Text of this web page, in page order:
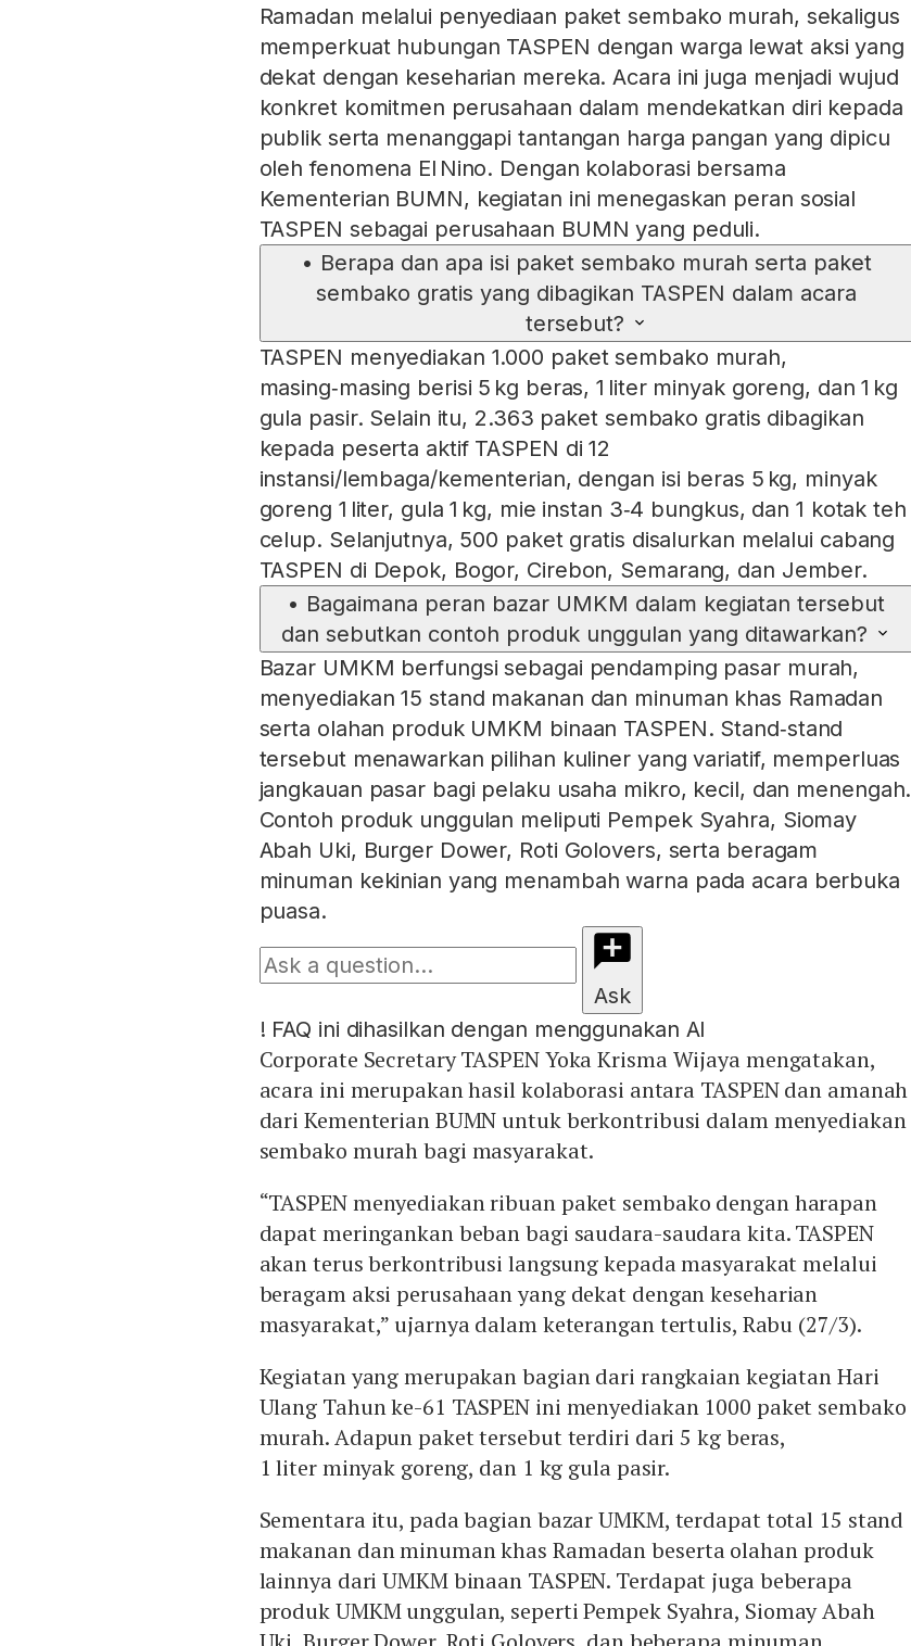
Ramadan melalui penyediaan paket sembako murah, sekaligus
memperkuat hubungan TASPEN dengan warga lewat aksi yang
dekat dengan keseharian mereka. Acara ini juga menjadi wujud
konkret komitmen perusahaan dalam mendekatkan diri kepada
publik serta menanggapi tantangan harga pangan yang dipicu
oleh fenomena El Nino. Dengan kolaborasi bersama
Kementerian BUMN, kegiatan ini menegaskan peran sosial
TASPEN sebagai perusahaan BUMN yang peduli.
• Berapa dan apa isi paket sembako murah serta paket
sembako gratis yang dibagikan TASPEN dalam acara
tersebut?
TASPEN menyediakan 1.000 paket sembako murah,
masing‑masing berisi 5 kg beras, 1 liter minyak goreng, dan 1 kg
gula pasir. Selain itu, 2.363 paket sembako gratis dibagikan
kepada peserta aktif TASPEN di 12
instansi/lembaga/kementerian, dengan isi beras 5 kg, minyak
goreng 1 liter, gula 1 kg, mie instan 3‑4 bungkus, dan 1 kotak teh
celup. Selanjutnya, 500 paket gratis disalurkan melalui cabang
TASPEN di Depok, Bogor, Cirebon, Semarang, dan Jember.
• Bagaimana peran bazar UMKM dalam kegiatan tersebut
dan sebutkan contoh produk unggulan yang ditawarkan?
Bazar UMKM berfungsi sebagai pendamping pasar murah,
menyediakan 15 stand makanan dan minuman khas Ramadan
serta olahan produk UMKM binaan TASPEN. Stand‑stand
tersebut menawarkan pilihan kuliner yang variatif, memperluas
jangkauan pasar bagi pelaku usaha mikro, kecil, dan menengah.
Contoh produk unggulan meliputi Pempek Syahra, Siomay
Abah Uki, Burger Dower, Roti Golovers, serta beragam
minuman kekinian yang menambah warna pada acara berbuka
puasa.
Ask
! FAQ ini dihasilkan dengan menggunakan AI
Corporate Secretary TASPEN Yoka Krisma Wijaya mengatakan,
acara ini merupakan hasil kolaborasi antara TASPEN dan amanah
dari Kementerian BUMN untuk berkontribusi dalam menyediakan
sembako murah bagi masyarakat.
“TASPEN menyediakan ribuan paket sembako dengan harapan
dapat meringankan beban bagi saudara-saudara kita. TASPEN
akan terus berkontribusi langsung kepada masyarakat melalui
beragam aksi perusahaan yang dekat dengan keseharian
masyarakat,” ujarnya dalam keterangan tertulis, Rabu (27/3).
Kegiatan yang merupakan bagian dari rangkaian kegiatan Hari
Ulang Tahun ke-61 TASPEN ini menyediakan 1000 paket sembako
murah. Adapun paket tersebut terdiri dari 5 kg beras,
1 liter minyak goreng, dan 1 kg gula pasir.
Sementara itu, pada bagian bazar UMKM, terdapat total 15 stand
makanan dan minuman khas Ramadan beserta olahan produk
lainnya dari UMKM binaan TASPEN. Terdapat juga beberapa
produk UMKM unggulan, seperti Pempek Syahra, Siomay Abah